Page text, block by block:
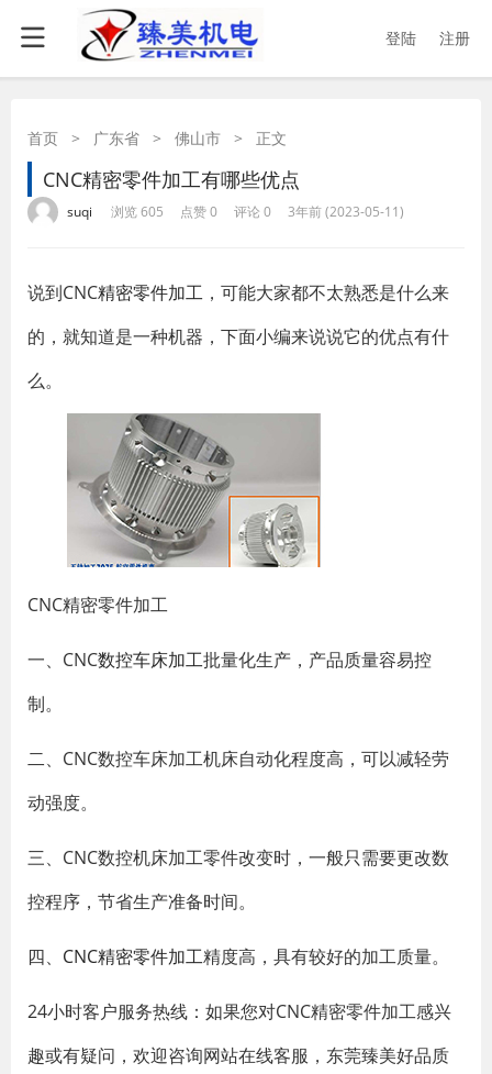
登陆 注册
首页 > 广东省 > 佛山市 > 正文
CNC精密零件加工有哪些优点
suqi 浏览 605 点赞 0 评论 0 3年前 (2023-05-11)
说到CNC精密零件加工 ，可能大家都不太熟悉是什么来
的，就知道是一种机器，下面小编来说说它的优点有什
么。
CNC精密零件加工
一、CNC数控车床加工批量化生产，产品质量容易控
制。
二、CNC数控车床加工机床自动化程度高，可以减轻劳
动强度。
三、CNC数控机床加工零件改变时，一般只需要更改数
控程序，节省生产准备时间。
四、 CNC精密零件加工精度高，具有较好的加工质量。
24小时客户服务热线：如果您对CNC精密零件加工感兴
趣或有疑问，欢迎咨询网站在线客服，东莞臻美好品质